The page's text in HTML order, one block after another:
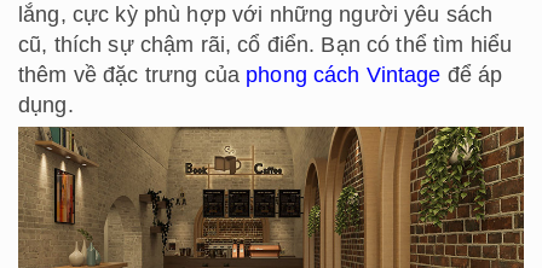
lắng, cực kỳ phù hợp với những người yêu sách
cũ, thích sự chậm rãi, cổ điển. Bạn có thể tìm hiểu
thêm về đặc trưng của phong cách Vintage để áp
dụng.